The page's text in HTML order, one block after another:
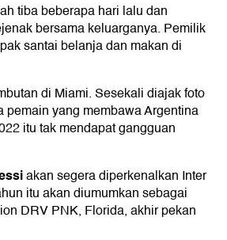
tiba beberapa hari lalu dan
bersama keluarganya. Pemilik
santai belanja dan makan di
di Miami. Sesekali diajak foto
pemain yang membawa Argentina
itu tak mendapat gangguan
akan segera diperkenalkan Inter
itu akan diumumkan sebagai
DRV PNK, Florida, akhir pekan